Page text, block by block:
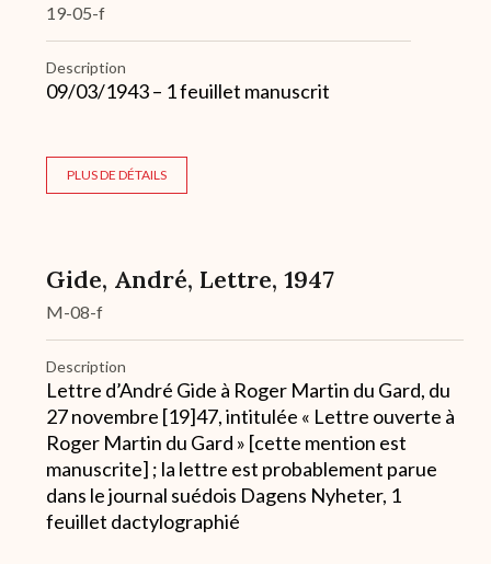
19-05-f
Description
09/03/1943 – 1 feuillet manuscrit
PLUS DE DÉTAILS
Gide, André, Lettre, 1947
M-08-f
Description
Lettre d’André Gide à Roger Martin du Gard, du
27 novembre [19]47, intitulée « Lettre ouverte à
Roger Martin du Gard » [cette mention est
manuscrite] ; la lettre est probablement parue
dans le journal suédois Dagens Nyheter, 1
feuillet dactylographié